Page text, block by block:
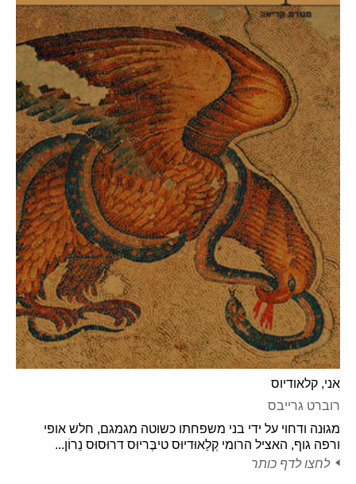
אני, קלאודיוס
רוברט גרייבס
מגוּנה ודחוי על ידי בני משפחתו כשוטה מגמגם, חלש אופי
ורפה גוף, האציל הרומי קְלַאוּדיוּס טיבֶּריוּס דרוּסוּס נֵרוֹן...
לחצו לדף כותר